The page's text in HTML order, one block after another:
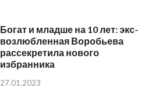
Богат и младше на 10 лет: экс-
возлюбленная Воробьева
рассекретила нового
избранника
27.01.2023